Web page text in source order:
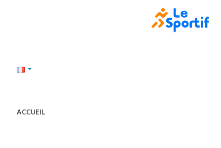
ACCUEIL